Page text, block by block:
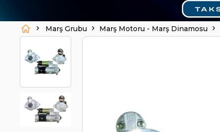
Marş Grubu Marş Motoru - Marş Dinamosu